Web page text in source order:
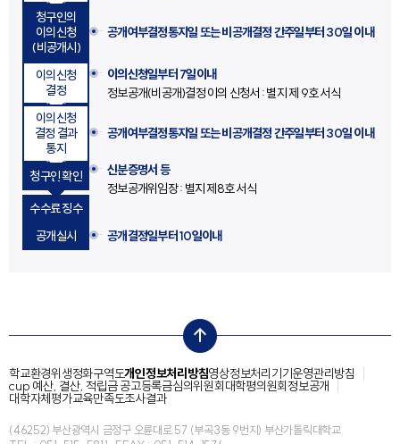
청구인의
이의신청
(비공개시)
공개여부결정통지일 또는비공개결정 간주일부터 30일 이내
이의신청
결정
이의신청일부터 7일이내
정보공개(비공개)결정 이의 신청서 : 별지 제 9호 서식
이의신청
결정 결과
통지
공개여부결정통지일 또는비공개결정 간주일부터 30일 이내
청구인 확인
신분증명서 등
정보공개위임장 : 별지 제8호 서식
수수료 징수
공개실시
공개결정일부터 10일이내
top
학교환경위생정화구역도개인정보처리방침영상정보처리기기운영관리방침
cup 예산, 결산, 적립금 공고등록금심의위원회대학평의원회정보공개
대학자체평가교육만족도조사결과
(46252) 부산광역시 금정구 오륜대로 57 (부곡3동 9번지) 부산가톨릭대학교